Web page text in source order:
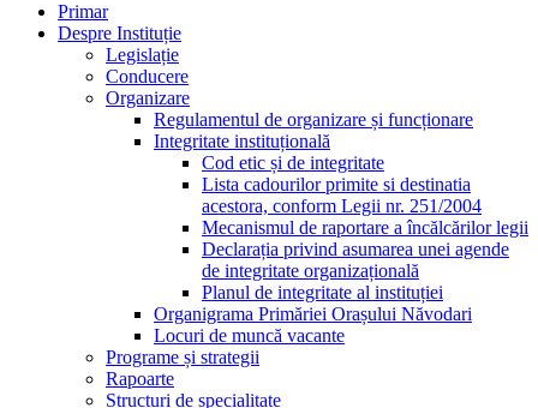
Primar
Despre Instituție
Legislație
Conducere
Organizare
Regulamentul de organizare și funcționare
Integritate instituțională
Cod etic și de integritate
Lista cadourilor primite si destinatia
acestora, conform Legii nr. 251/2004
Mecanismul de raportare a încălcărilor legii
Declarația privind asumarea unei agende
de integritate organizațională
Planul de integritate al instituției
Organigrama Primăriei Orașului Năvodari
Locuri de muncă vacante
Programe și strategii
Rapoarte
Structuri de specialitate